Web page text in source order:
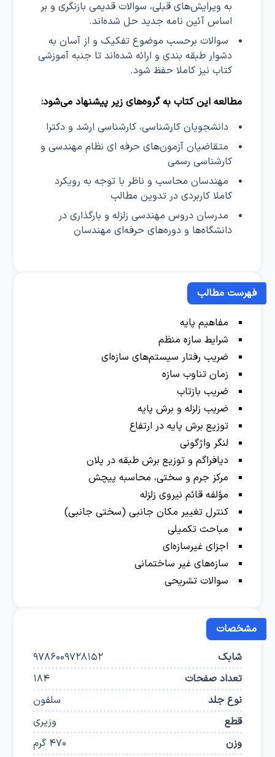
به ویرایش‌های قبلی، سوالات قدیمی بازنگری و بر
اساس آئین نامه جدید حل شده‌اند.
سوالات برحسب موضوع تفکیک و از آسان به
دشوار طبقه بندی و ارائه شده‌اند تا جنبه آموزشی
کتاب نیز کاملا حفظ شود.
مطالعه این کتاب به گروه‌های زیر پیشنهاد می‌شود:
دانشجویان کارشناسی، کارشناسی ارشد و دکترا
متقاضیان آزمون‌های حرفه ای نظام مهندسی و
کارشناسی رسمی
مهندسان محاسب و ناظر با توجه به رویکرد
کاملا کاربردی در تدوین مطالب
مدرسان دروس مهندسی زلزله و بارگذاری در
دانشگاه‌ها و دوره‌های حرفه‌ای مهندسان
فهرست مطالب
مفاهیم پایه
شرایط سازه منظم
ضریب رفتار سیستم‌های سازه‌ای
زمان تناوب سازه
ضریب بازتاب
ضریب زلزله و برش پایه
توزیع برش پایه در ارتفاع
لنگر واژگونی
دیافراگم و توزیع برش طبقه در پلان
مرکز جرم و سختی، محاسبه پیچش
مؤلفه قائم نیروی زلزله
کنترل تغییر مکان جانبی (سختی جانبی)
مباحث تکمیلی
اجزای غیرسازه‌ای
سازه‌های غیر ساختمانی
سوالات تشریحی
مشخصات
شابک
9786009728152
تعداد صفحات
184
نوع جلد
سلفون
قطع
وزیری
وزن
470 گرم